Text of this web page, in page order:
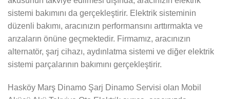
sistemi bakımını da gerçekleştirir. Elektrik sisteminin
düzenli bakımı, aracınızın performansını arttırmakta ve
arızaların önüne geçmektedir. Firmamız, aracınızın
alternatör, şarj cihazı, aydınlatma sistemi ve diğer elektrik
sistemi parçalarının bakımını gerçekleştirir.
Hasköy Marş Dinamo Şarj Dinamo Servisi olan Mobil